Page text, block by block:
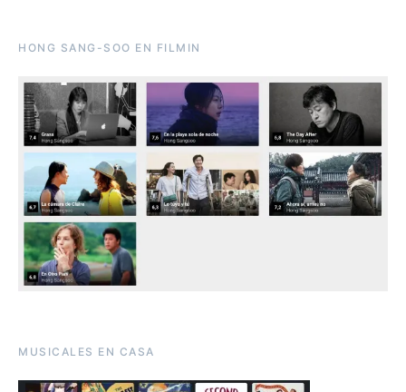
HONG SANG-SOO EN FILMIN
MUSICALES EN CASA